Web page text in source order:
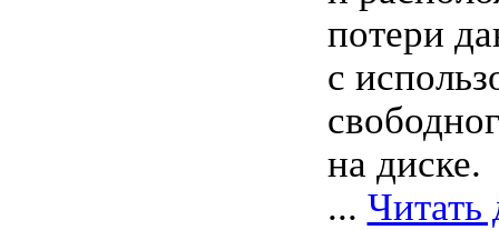
потери
с
на диске.
... Читать